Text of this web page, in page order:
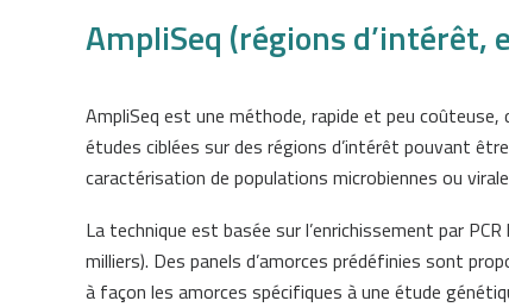
AmpliSeq (régions d’intérêt,
AmpliSeq est une méthode, rapide et peu
études ciblées sur des régions d’intérêt pouvant
caractérisation de populations microbiennes ou
La technique est basée sur l’enrichissement par
milliers). Des panels d’amorces prédéfinies sont
à façon les amorces spécifiques à une étude